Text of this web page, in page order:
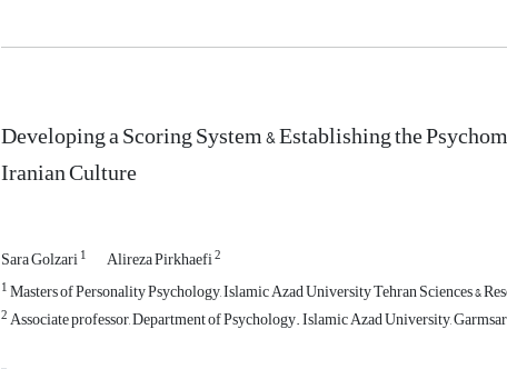
Developing a Scoring System & Establishing the
Iranian Culture
Sara Golzari1 Alireza Pirkhaefi2
1
2Associate professor, Department of Psychology. Islamic Azad University,